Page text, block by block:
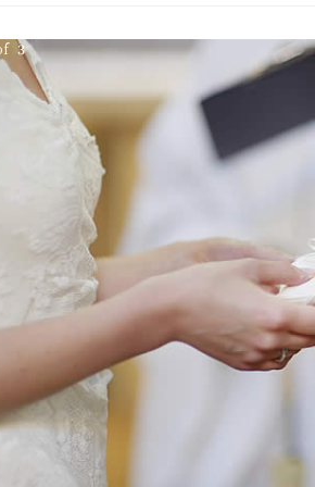
3